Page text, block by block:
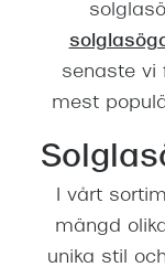
senaste vi
mest
I vårt
mängd
unika stil